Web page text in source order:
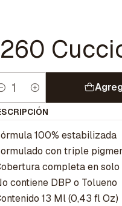
100% estabilizada
con triple
completa en
contiene DBP o Tolueno
13 Ml (0,43 fl Oz)